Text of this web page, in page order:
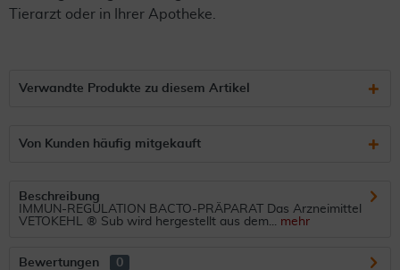
Tierarzt oder in Ihrer Apotheke.
Verwandte Produkte zu diesem Artikel
Von Kunden häufig mitgekauft
Beschreibung
IMMUN-REGULATION BACTO-PRÄPARAT Das Arzneimittel
VETOKEHL ® Sub wird hergestellt aus dem... mehr
Bewertungen 0